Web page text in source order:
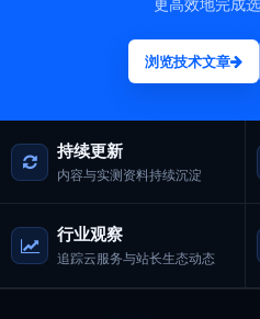
浏览技术文章
持续更新
内容与实测资料持续沉淀
行业观察
追踪云服务与站长生态动态